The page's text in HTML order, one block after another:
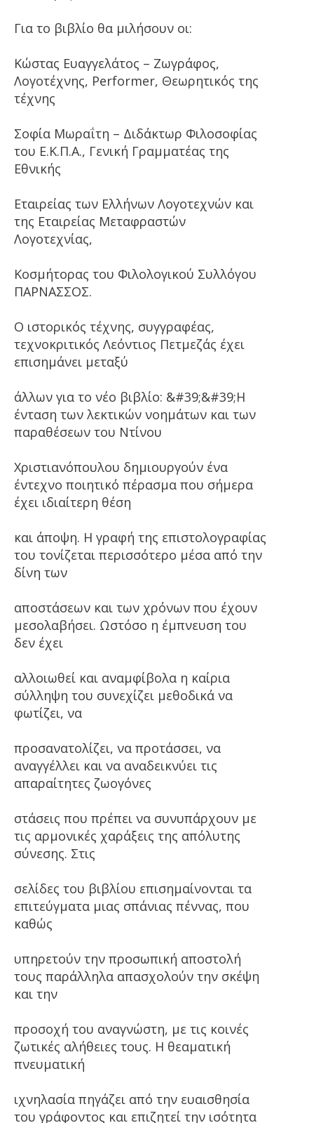
Για το βιβλίο θα μιλήσουν οι:
Κώστας Ευαγγελάτος – Ζωγράφος,
Λογοτέχνης, Performer, Θεωρητικός της
τέχνης
Σοφία Μωραΐτη – Διδάκτωρ Φιλοσοφίας
του Ε.Κ.Π.Α., Γενική Γραμματέας της
Εθνικής
Εταιρείας των Ελλήνων Λογοτεχνών και
της Εταιρείας Μεταφραστών
Λογοτεχνίας,
Κοσμήτορας του Φιλολογικού Συλλόγου
ΠΑΡΝΑΣΣΟΣ.
Ο ιστορικός τέχνης, συγγραφέας,
τεχνοκριτικός Λεόντιος Πετμεζάς έχει
επισημάνει μεταξύ
άλλων για το νέο βιβλίο: &#39;&#39;Η
ένταση των λεκτικών νοημάτων και των
παραθέσεων του Ντίνου
Χριστιανόπουλου δημιουργούν ένα
έντεχνο ποιητικό πέρασμα που σήμερα
έχει ιδιαίτερη θέση
και άποψη. Η γραφή της επιστολογραφίας
του τονίζεται περισσότερο μέσα από την
δίνη των
αποστάσεων και των χρόνων που έχουν
μεσολαβήσει. Ωστόσο η έμπνευση του
δεν έχει
αλλοιωθεί και αναμφίβολα η καίρια
σύλληψη του συνεχίζει μεθοδικά να
φωτίζει, να
προσανατολίζει, να προτάσσει, να
αναγγέλλει και να αναδεικνύει τις
απαραίτητες ζωογόνες
στάσεις που πρέπει να συνυπάρχουν με
τις αρμονικές χαράξεις της απόλυτης
σύνεσης. Στις
σελίδες του βιβλίου επισημαίνονται τα
επιτεύγματα μιας σπάνιας πέννας, που
καθώς
υπηρετούν την προσωπική αποστολή
τους παράλληλα απασχολούν την σκέψη
και την
προσοχή του αναγνώστη, με τις κοινές
ζωτικές αλήθειες τους. Η θεαματική
πνευματική
ιχνηλασία πηγάζει από την ευαισθησία
του γράφοντος και επιζητεί την ισότητα